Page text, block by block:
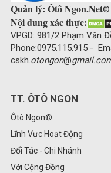
Quản lý: Ôtô Ngon.Net©
Nội dung xác thực:
VPGD: 981/2 Phạm Văn
Phone:0975.115.915 -
cskh.otongon@
TT. ÔTÔ NGON
Ôtô Ngon©
Lĩnh Vực Hoạt Động
Đối Tác - Chi Nhánh
Với Cộng Đồng